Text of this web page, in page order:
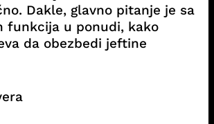
Dakle, glavno pitanje je sa
funkcija u ponudi, kako
da obezbedi jeftine